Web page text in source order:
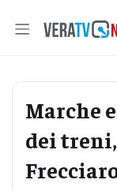
Marche
dei